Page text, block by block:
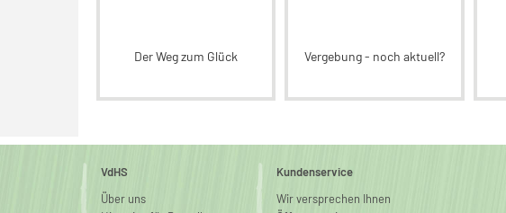
Der Weg zum Glück Vergebung - noch aktuell?
VdHS
Über uns
Kundenservice
Wir versprechen Ihnen